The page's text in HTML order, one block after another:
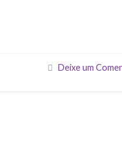
Deixe um